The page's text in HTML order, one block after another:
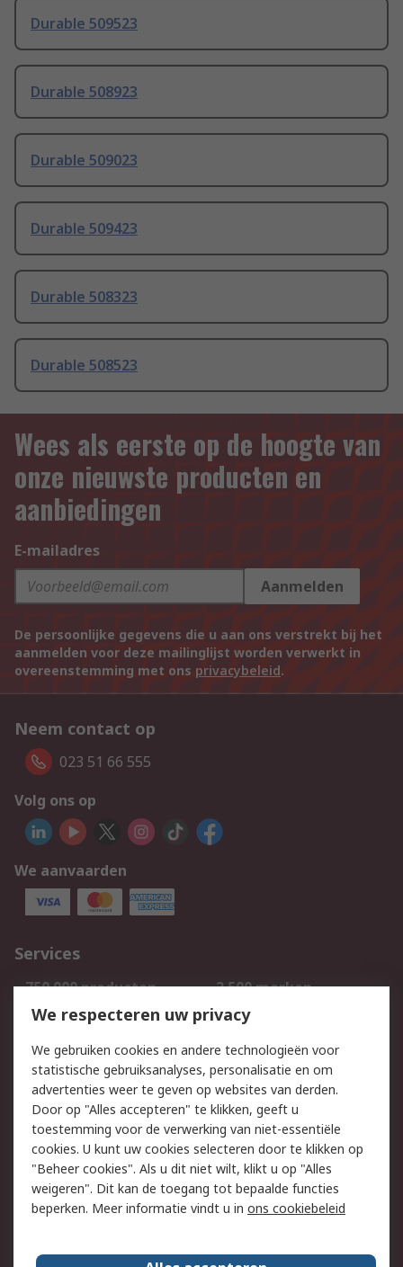
Durable 509523
Durable 508923
Durable 509023
Durable 509423
Durable 508323
Durable 508523
Wees als eerste op de hoogte van
onze nieuwste producten en
aanbiedingen
E-mailadres
Aanmelden
De persoonlijke gegevens die u aan ons verstrekt bij het
aanmelden voor deze mailinglijst worden verwerkt in
overeenstemming met ons privacybeleid.
Neem contact op
023 51 66 555
Volg ons op
We aanvaarden
Services
750.000 producten
2.500 merken
Bestellen
Inkoopoplossingen
Track & Trace
Wettelijk
Cookiebeleid
Email veiligheid
Privacybeleid
Websitevoorwaarden
Algemene
verkoopvoorwaarden
Over RS
We respecteren uw privacy
We gebruiken cookies en andere technologieën voor
statistische gebruiksanalyses, personalisatie en om
advertenties weer te geven op websites van derden.
Door op "Alles accepteren" te klikken, geeft u
toestemming voor de verwerking van niet-essentiële
cookies. U kunt uw cookies selecteren door te klikken op
"Beheer cookies". Als u dit niet wilt, klikt u op "Alles
weigeren". Dit kan de toegang tot bepaalde functies
beperken. Meer informatie vindt u in ons cookiebeleid